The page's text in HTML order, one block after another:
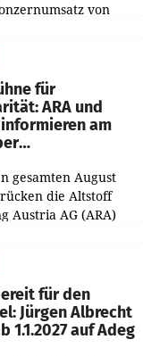
von
was einem Plus
gegenüber
für
ARA und
am
gesamten August
die Altstoff
Austria AG (ARA)
Initiative „Kreislauf-
allen
Müller-Filialen
für den
Jürgen Albrecht
1.1.2027 auf Adeg